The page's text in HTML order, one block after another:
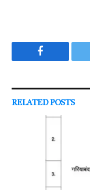
Facebook
RELATEDPOSTS